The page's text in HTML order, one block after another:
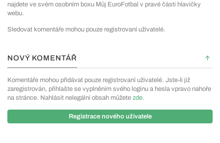
najdete ve svém osobním boxu Můj EuroFotbal v pravé části hlavičky
webu.
Sledovat komentáře mohou pouze registrovaní uživatelé.
NOVÝ KOMENTÁŘ
Komentáře mohou přidávat pouze registrovaní uživatelé. Jste-li již
zaregistrován, přihlašte se vyplněním svého loginu a hesla vpravo nahoře
na stránce. Nahlásit nelegální obsah můžete zde.
Registrace nového uživatele